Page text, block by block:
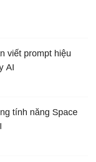
viết prompt hiệu
AI
tính năng Space